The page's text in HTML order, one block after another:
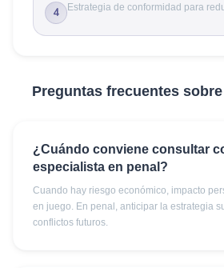
4 Estrategia de conformidad para
Preguntas frecuentes sobre
¿Cuándo conviene consultar
especialista en penal?
Cuando hay riesgo económico, impacto
en juego. En penal, anticipar la estrategia
conflictos futuros.